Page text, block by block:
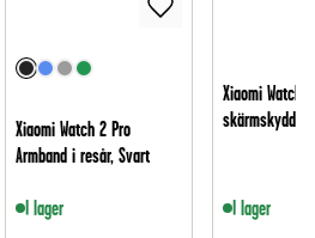
Xiaomi Watch 2 Pro
Armband i resår, Svart
I lager
Xiaomi Watch
skärmskydd i
I lager